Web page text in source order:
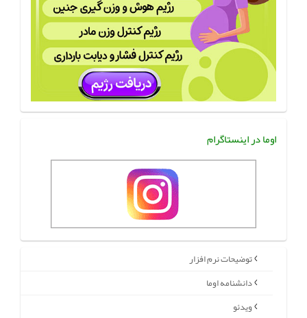
اوما در اینستاگرام
توضیحات نرم افزار
دانشنامه اوما
ویدئو